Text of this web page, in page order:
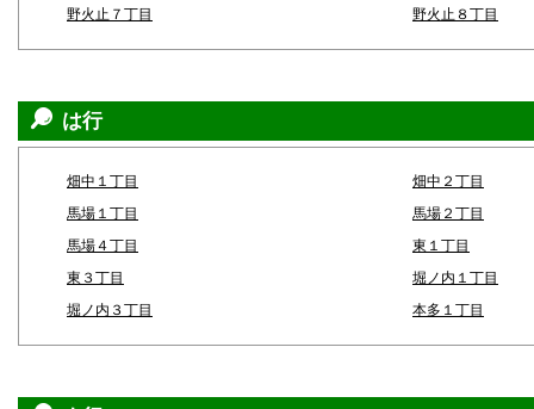
野火止７丁目
野火止８丁目
は行
畑中１丁目
畑中２丁目
馬場１丁目
馬場２丁目
馬場４丁目
東１丁目
東３丁目
堀ノ内１丁目
堀ノ内３丁目
本多１丁目